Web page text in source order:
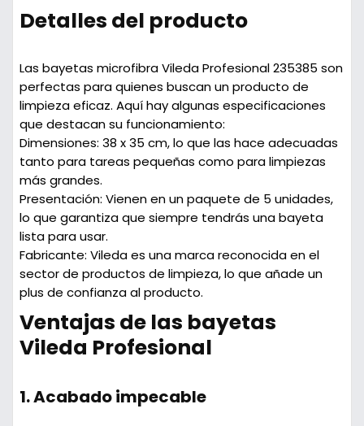
Detalles del producto
Las bayetas microfibra Vileda Profesional 235385 son
perfectas para quienes buscan un producto de
limpieza eficaz. Aquí hay algunas especificaciones
que destacan su funcionamiento:
Dimensiones: 38 x 35 cm, lo que las hace adecuadas
tanto para tareas pequeñas como para limpiezas
más grandes.
Presentación: Vienen en un paquete de 5 unidades,
lo que garantiza que siempre tendrás una bayeta
lista para usar.
Fabricante: Vileda es una marca reconocida en el
sector de productos de limpieza, lo que añade un
plus de confianza al producto.
Ventajas de las bayetas
Vileda Profesional
1.Acabado impecable